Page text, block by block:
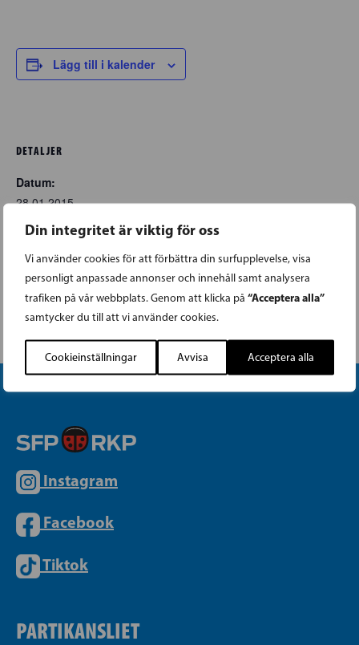
Din integritet är viktig för oss
Vi använder cookies för att förbättra din surfupplevelse, visa
personligt anpassade annonser och innehåll samt analysera
trafiken på vår webbplats. Genom att klicka på “Acceptera alla”
samtycker du till att vi använder cookies.
Cookieinställningar Avvisa Acceptera alla
Lägg till i kalender
DETALJER
Datum:
28.01.2015
Tid:
12:00-13:00EET
HELSINGFORS: Trafikpolitiskt
möte
Åboland:
Kommunparlament
Instagram
Facebook
Tiktok
PARTIKANSLIET